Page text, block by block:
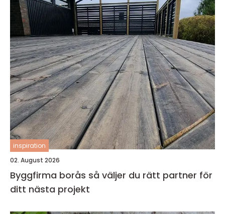
inspiration
02. August 2026
Byggfirma borås så väljer du rätt partner för
ditt nästa projekt